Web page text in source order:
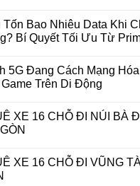
Tốn Bao Nhiêu Data Khi
Bí Quyết Tối Ưu Từ
5G Đang Cách Mạng
Trên Di Động
XE 16 CHỖ ĐI NÚI BÀ
XE 16 CHỖ ĐI VŨNG